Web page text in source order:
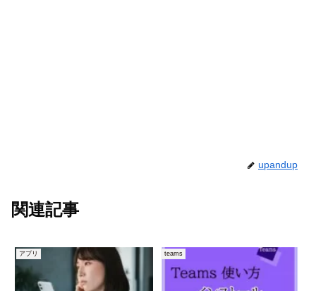
upandup
関連記事
アプリ teams